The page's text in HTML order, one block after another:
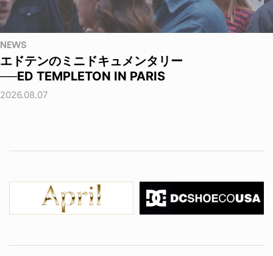
NEWS
エドテンのミニドキュメンタリー
──ED TEMPLETON IN PARIS
2026.08.07